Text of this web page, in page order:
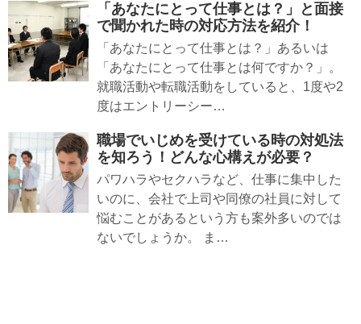
「あなたにとって仕事とは？」と面接
で聞かれた時の対応方法を紹介！
「あなたにとって仕事とは？」あるいは
「あなたにとって仕事とは何ですか？」。
就職活動や転職活動をしていると、1度や2
度はエントリーシー…
職場でいじめを受けている時の対処法
を知ろう！どんな心構えが必要？
パワハラやセクハラなど、仕事に集中した
いのに、会社で上司や同僚の社員に対して
悩むことがあるという方も案外多いのでは
ないでしょうか。 ま…